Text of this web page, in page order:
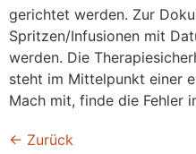
gerichtet werden. Zur
Spritzen/Infusionen mit
werden. Die
steht im Mittelpunkt einer
Mach mit, finde die Fehler
← Zurück